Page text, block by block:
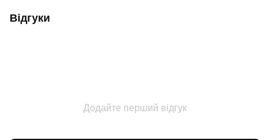
Відгуки
Додайте перший відгук